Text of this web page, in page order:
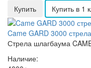
Купить Купить в 1
Came GARD 3000
Стрела шлагбаума
Наличие: